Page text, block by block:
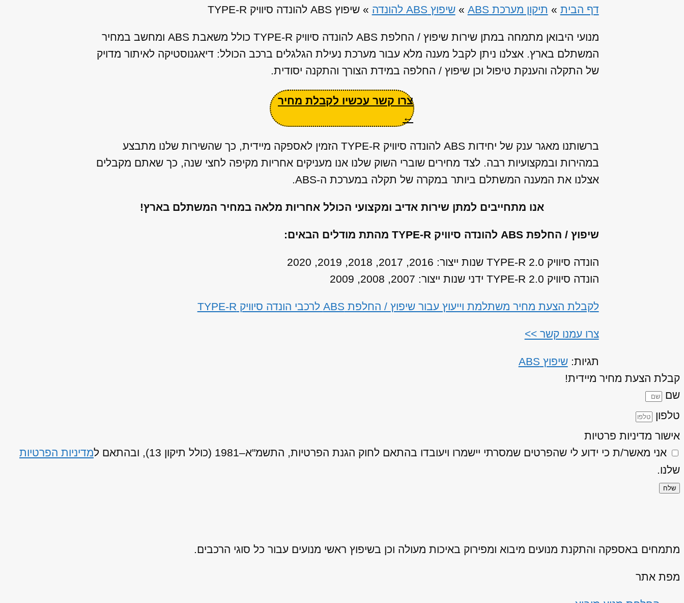
דף הבית » תיקון מערכת ABS »שיפוץ ABS להונדה »שיפוץ ABS להונדה סיוויק TYPE-R
מנועי היבואן מתמחה במתן שירות שיפוץ / החלפת ABS להונדה סיוויק TYPE-R כולל משאבת ABS ומחשב במחיר
המשתלם בארץ. אצלנו ניתן לקבל מענה מלא עבור מערכת נעילת הגלגלים ברכב הכולל: דיאגנוסטיקה לאיתור מדויק
של התקלה והענקת טיפול וכן שיפוץ / החלפה במידת הצורך והתקנה יסודית.
צרו קשר עכשיו לקבלת מחיר
←
ברשותנו מאגר ענק של יחידות ABS להונדה סיוויק TYPE-R הזמין לאספקה מיידית, כך שהשירות שלנו מתבצע
במהירות ובמקצועיות רבה. לצד מחירים שוברי השוק שלנו אנו מעניקים אחריות מקיפה לחצי שנה, כך שאתם מקבלים
אצלנו את המענה המשתלם ביותר במקרה של תקלה במערכת ה-ABS.
אנו מתחייבים למתן שירות אדיב ומקצועי הכולל אחריות מלאה במחיר המשתלם בארץ!
שיפוץ / החלפת ABS להונדה סיוויק TYPE-R מהתת מודלים הבאים:
הונדה סיוויק TYPE-R 2.0 שנות ייצור: 2016, 2017, 2018, 2019, 2020
הונדה סיוויק TYPE-R 2.0 ידני שנות ייצור: 2007, 2008, 2009
לקבלת הצעת מחיר משתלמת וייעוץ עבור שיפוץ / החלפת ABS לרכבי הונדה סיוויק TYPE-R
צרו עמנו קשר >>
תגיות:שיפוץ ABS
קבלת הצעת מחיר מיידית!
שם
טלפון
אישור מדיניות פרטיות
אני מאשר/ת כי ידוע לי שהפרטים שמסרתי יישמרו ויעובדו בהתאם לחוק הגנת הפרטיות, התשמ"א–1981 (כולל תיקון 13), ובהתאם ל
מדיניות הפרטיות
שלנו.
שלח
מתמחים באספקה והתקנת מנועים מיבוא ומפירוק באיכות מעולה וכן בשיפוץ ראשי מנועים עבור כל סוגי הרכבים.
מפת אתר